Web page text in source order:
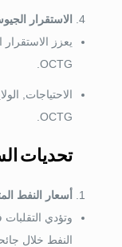
الاستقرار
OCTG.
الاحتياجات,
OCTG.
تحديات
أسعار النفط
النفط خلال جائحة كوفيد-19 الضوء على